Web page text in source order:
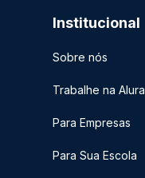
Institucional
Sobre nós
Trabalhe na Alura
Para Empresas
Para Sua Escola